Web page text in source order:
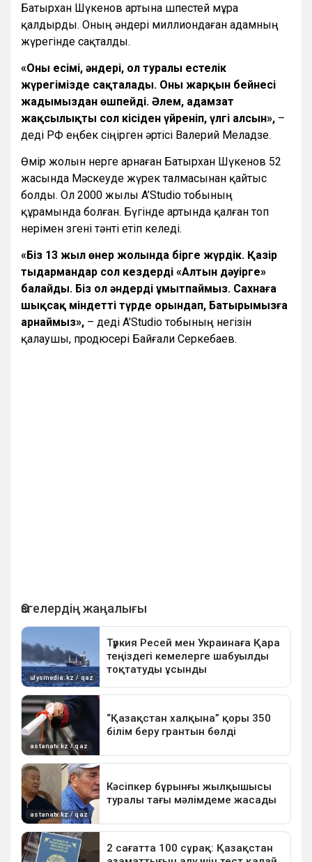
Батырхан Шүкенов артына өшпестей мұра
қалдырды. Оның әндері миллиондаған адамның
жүрегінде сақталды.
«Оның есімі, әндері, ол туралы естелік
жүрегімізде сақталады. Оның жарқын бейнесі
жадымыздан өшпейді. Әлем, адамзат
жақсылықты сол кісіден үйреніп, үлгі алсын», –
деді РФ еңбек сіңірген әртісі Валерий Меладзе.
Өмір жолын өнерге арнаған Батырхан Шүкенов 52
жасында Мәскеуде жүрек талмасынан қайтыс
болды. Ол 2000 жылы A’Studio тобының
құрамында болған. Бүгінде артында қалған топ
өнерімен өзгені тәнті етіп келеді.
«Біз 13 жыл өнер жолында бірге жүрдік. Қазір
тыңдармандар сол кездерді «Алтын дәуірге»
балайды. Біз ол әндерді ұмытпаймыз. Сахнаға
шықсақ міндетті түрде орындап, Батырымызға
арнаймыз», – деді A’Studio тобының негізін
қалаушы, продюсері Байғали Серкебаев.